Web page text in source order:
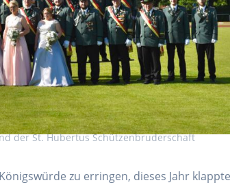
der St. Hubertus Schützenbruderschaft
zu erringen, dieses Jahr